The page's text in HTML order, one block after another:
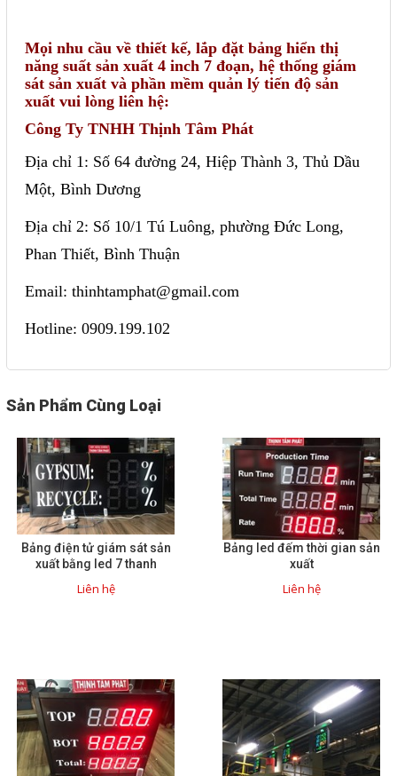
Mọi nhu cầu về thiết kế, lắp đặt bảng hiển thị
năng suất sản xuất 4 inch 7 đoạn, hệ thống giám
sát sản xuất và phần mềm quản lý tiến độ sản
xuất vui lòng liên hệ:
Công Ty TNHH Thịnh Tâm Phát
Địa chỉ 1: Số 64 đường 24, Hiệp Thành 3, Thủ Dầu
Một, Bình Dương
Địa chỉ 2: Số 10/1 Tú Luông, phường Đức Long,
Phan Thiết, Bình Thuận
Email: thinhtamphat@gmail.com
Hotline: 0909.199.102
Sản Phẩm Cùng Loại
Bảng điện tử giám sát sản
xuất bằng led 7 thanh
Liên hệ
Bảng led đếm thời gian sản
xuất
Liên hệ